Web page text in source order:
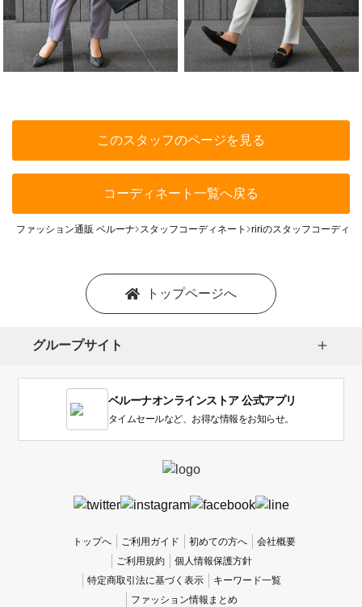
このスタッフのページを見る
コーディネート一覧へ戻る
ファッション通販 ベルーナ スタッフコーディネート ririのスタッフコーディネ
トップページへ
グループサイト
ベルーナオンラインストア 公式アプリ
タイムセールなど、お得な情報をお知らせ。
トップへ ご利用ガイド 初めての方へ
会社概要
ご利用規約
個人情報保護方針
特定商取引法に基づく表示
キーワード一覧
ファッション情報まとめ